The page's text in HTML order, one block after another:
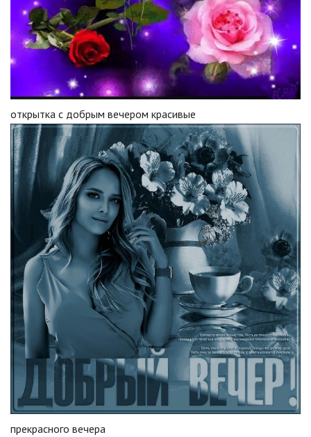
открытка с добрым вечером красивые
прекрасного вечера